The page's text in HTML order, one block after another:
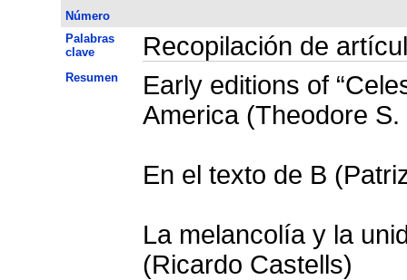
Número
Palabras
clave
Recopilación de
Resumen
Early editions of
America (Theodore
En el texto de B
La melancolía y la
(Ricardo Castells)